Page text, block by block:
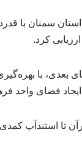
سمنان با
کرد.
بعدی، با
فضای واحد
تا استندآپ کمدی